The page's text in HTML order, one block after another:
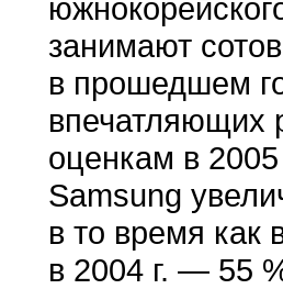
занимают
в прошедшем
впечатляющих
оценкам в
Samsung
в то время как
в 2004 г. — 55